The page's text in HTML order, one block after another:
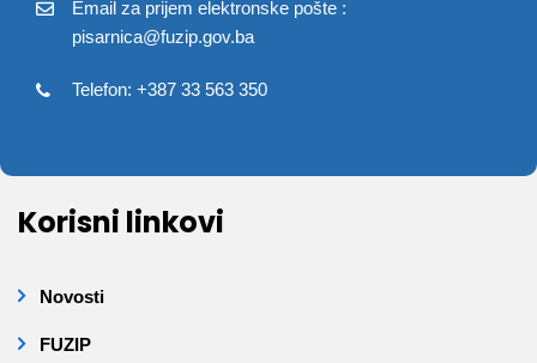
Email za prijem elektronske pošte :
pisarnica@fuzip.gov.ba
Telefon: +387 33 563 350
Korisni linkovi
Novosti
FUZIP